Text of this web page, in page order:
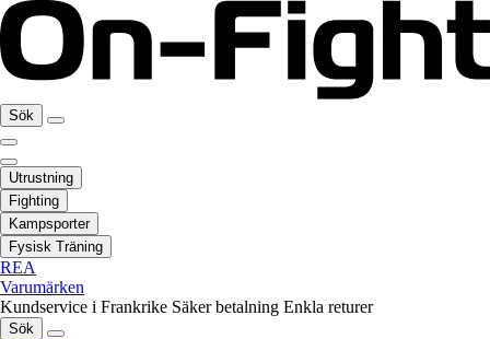
Sök
Utrustning
Fighting
Kampsporter
Fysisk Träning
REA
Varumärken
Kundservice i Frankrike Säker betalning Enkla returer
Sök